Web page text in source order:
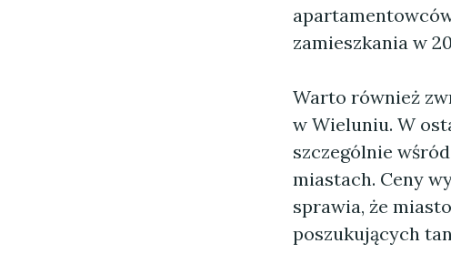
zamieszkania w
Warto również
w Wieluniu. W
szczególnie
miastach. Ceny
sprawia, że
poszukujących